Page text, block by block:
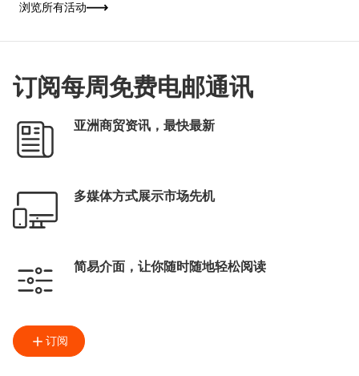
浏览所有活动
订阅每周免费电邮通讯
亚洲商贸资讯，最快最新
多媒体方式展示市场先机
简易介面，让你随时随地轻松阅读
订阅